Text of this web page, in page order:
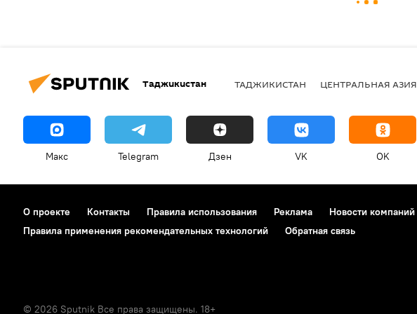
Таджикистан ТАДЖИКИСТАН ЦЕНТРАЛЬНАЯ АЗИЯ
Макс Telegram Дзен VK OK
О проекте Контакты Правила использования Реклама Новости компаний
Правила применения рекомендательных технологий
Обратная связь
© 2026 Sputnik Все права защищены. 18+